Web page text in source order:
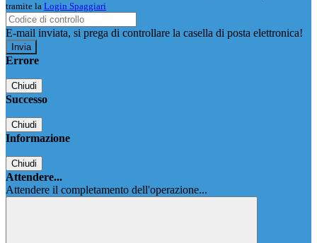
tramite la Login Spaggiari
E-mail inviata, si prega di controllare la casella di posta elettronica!
Errore
Chiudi
Successo
Chiudi
Informazione
Chiudi
Attendere...
Attendere il completamento dell'operazione...